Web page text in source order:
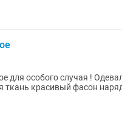
для особого случая !
ткань красивый фасон